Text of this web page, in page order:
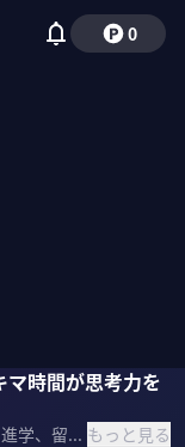
0
マ時間が思考力を
幼児教育、習い事、受験、進学、留学… 選択肢が広がり、価値観が多様化する中、 親にはますます子育てのスキルセットが必要になる。 そんな「子育てスキル」を鍛えるためのノウハウを各分野のプロが伝授！ 学んでいくのは、一児の父・国山ハセンと二児の母でYOUTRUST代表・岩崎由夏。 もっと見る